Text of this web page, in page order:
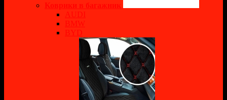
Коврики в багажник
AUDI
BMW
BYD